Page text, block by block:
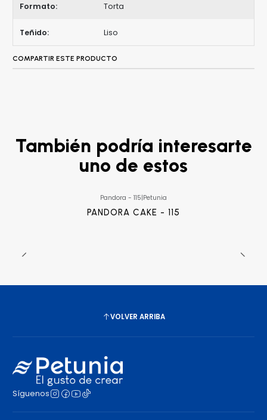
Formato: Torta
Teñido: Liso
COMPARTIR ESTE PRODUCTO
También podría interesarte
uno de estos
Pandora - 115|Petunia
PANDORA CAKE - 115
VOLVER ARRIBA
Síguenos